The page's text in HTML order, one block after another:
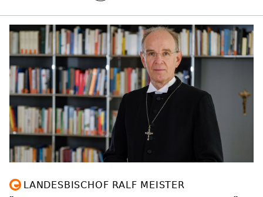
LANDESBISCHOF RALF MEISTER